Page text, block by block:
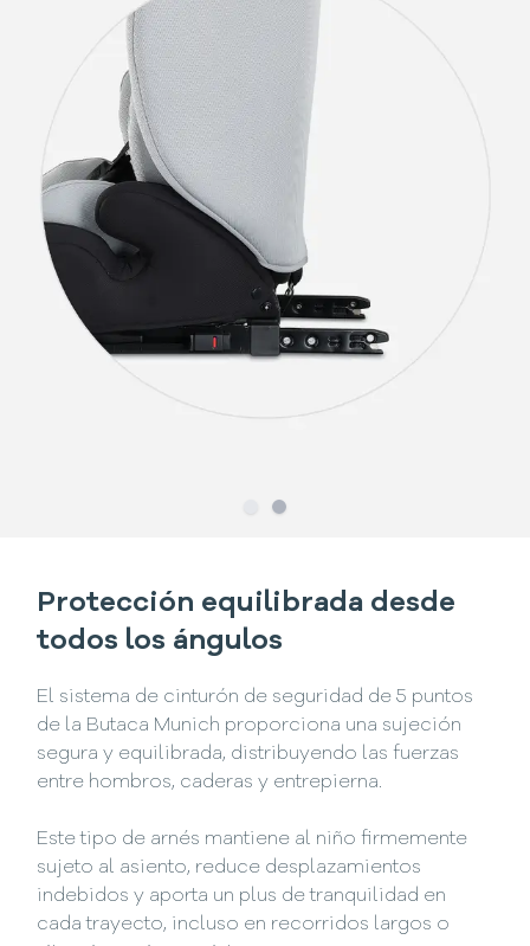
SlideSlide
Protección equilibrada desde
todos los ángulos
El sistema de cinturón de seguridad de 5 puntos
de la Butaca Munich proporciona una sujeción
segura y equilibrada, distribuyendo las fuerzas
entre hombros, caderas y entrepierna.
Este tipo de arnés mantiene al niño firmemente
sujeto al asiento, reduce desplazamientos
indebidos y aporta un plus de tranquilidad en
cada trayecto, incluso en recorridos largos o